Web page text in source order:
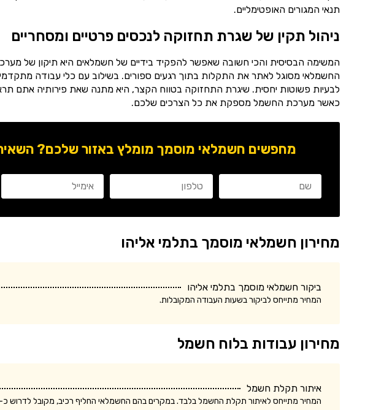
תנאי המגורים האופטימליים.
ניהול תקין של שגרת תחזוקה לנכסים פרטיים ומסחריים
המשימה הבסיסית והכי חשובה שאפשר להפקיד בידיים של חשמלאים היא תיקון של
החשמלאי מסוגל לאתר את התקלות בתוך רגעים ספורים. בשילוב עם כלי עבודה
לבעיות פשוטות יחסית. שיגרת התחזוקה בטווח הקצר, היא מתנה שאת פירותיה אתם
כאשר מערכת החשמל מספקת את כל הצרכים שלכם.
מחפשים חשמלאי מוסמך מומלץ באזור שלכם?
מחירון חשמלאי מוסמך בתלמי אליהו
ביקור חשמלאי מוסמך בתלמי אליהו
המחיר מתייחס לביקור בשעות העבודה המקובלות.
מחירון עבודות בלוח חשמל
איתור תקלת חשמל
המחיר מתייחס לאיתור תקלת החשמל בלבד. במקרים בהם החשמלאי החליף רכיב, מקובל לדרוש כ- 50% מהמחיר המצויין למעלה.